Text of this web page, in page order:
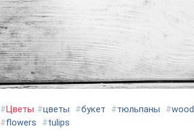
#Цветы #цветы #букет #тюльпаны #wood
#flowers #tulips